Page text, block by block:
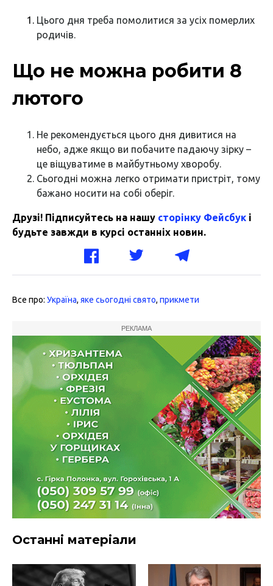
Цього дня треба помолитися за усіх померлих
родичів.
Що не можна робити 8
лютого
Не рекомендується цього дня дивитися на
небо, адже якщо ви побачите падаючу зірку –
це віщуватиме в майбутньому хворобу.
Сьогодні можна легко отримати пристріт, тому
бажано носити на собі оберіг.
Друзі! Підписуйтесь на нашу сторінку Фейсбук і
будьте завжди в курсі останніх новин.
Все про: Україна, яке сьогодні свято, прикмети
РЕКЛАМА
Останні матеріали